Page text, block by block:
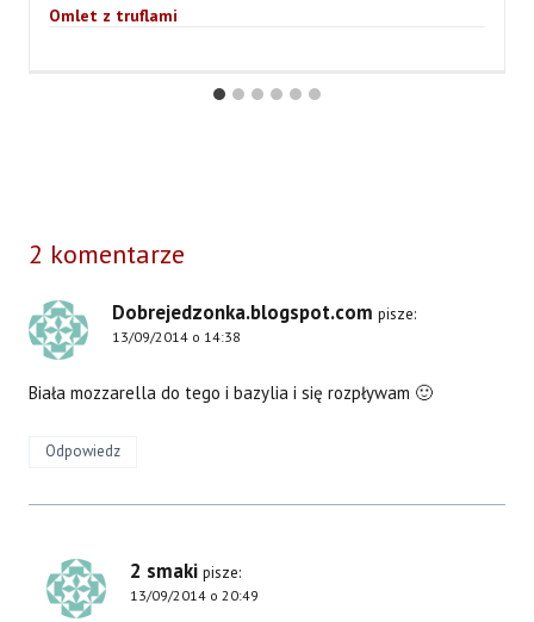
Omlet z truflami
2 komentarze
Dobrejedzonka.blogspot.com pisze:
13/09/2014 o 14:38
Biała mozzarella do tego i bazylia i się rozpływam 🙂
Odpowiedz
2 smaki pisze:
13/09/2014 o 20:49